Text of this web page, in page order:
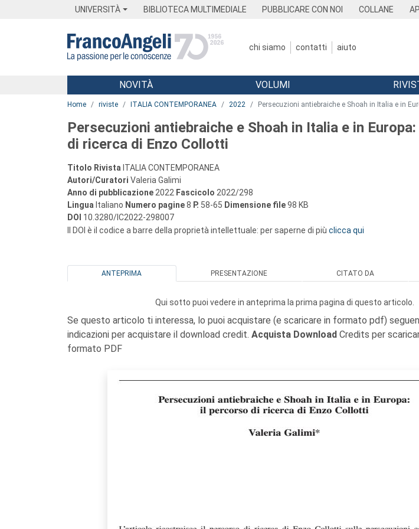
UNIVERSITÀ BIBLIOTECA MULTIMEDIALE PUBBLICARE CON NOI COLLANE
chi siamo contatti aiuto
Menu
NOVITÀ VOLUMI
Home riviste ITALIA CONTEMPORANEA 2022 Persecuzioni antiebraiche e Shoah in Italia e in
Persecuzioni antiebraiche e Shoah in Italia e in
di ricerca di Enzo Collotti
Titolo Rivista ITALIA CONTEMPORANEA
Autori/Curatori Valeria Galimi
Anno di pubblicazione 2022 Fascicolo 2022/298
Lingua Italiano Numero pagine8 P. 58-65 Dimensione file98 KB
DOI 10.3280/IC2022-298007
Il DOI è il codice a barre della proprietà intellettuale: per saperne di più clicca qui
ANTEPRIMA PRESENTAZIONE CITATO DA
Qui sotto puoi vedere in anteprima la prima pagina di questo articolo.
Se questo articolo ti interessa, lo puoi acquistare (e scaricare in formato pdf)
indicazioni per acquistare il download credit. Acquista Download Credits per
formato PDF